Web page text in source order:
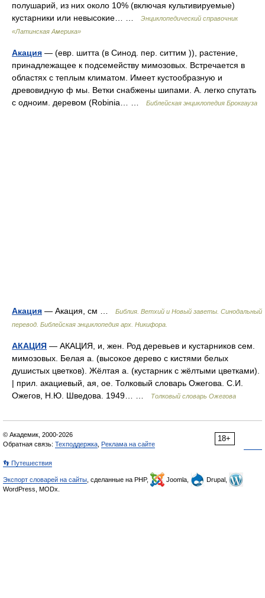
полушарий, из них около 10% (включая культивируемые)
кустарники или невысокие… …
Энциклопедический справочник
«Латинская Америка»
Акация — (евр. шитта (в Синод. пер. ситтим )), растение,
принадлежащее к подсемейству мимозовых. Встречается в
областях с теплым климатом. Имеет кустообразную и
древовидную ф мы. Ветки снабжены шипами. А. легко спутать
с одноим. деревом (Robinia… …
Библейская энциклопедия Брокгауза
Акация — Акация, см …
Библия. Ветхий и Новый заветы. Синодальный
перевод. Библейская энциклопедия арх. Никифора.
АКАЦИЯ — АКАЦИЯ, и, жен. Род деревьев и кустарников сем.
мимозовых. Белая а. (высокое дерево с кистями белых
душистых цветков). Жёлтая а. (кустарник с жёлтыми цветками).
| прил. акациевый, ая, ое. Толковый словарь Ожегова. С.И.
Ожегов, Н.Ю. Шведова. 1949… …
Толковый словарь Ожегова
18+
© Академик, 2000-2026
Обратная связь: Техподдержка Реклама на сайте
👣 Путешествия
Экспорт словарей на сайты , сделанные на PHP, Joomla,
Drupal,
WordPress, MODx.